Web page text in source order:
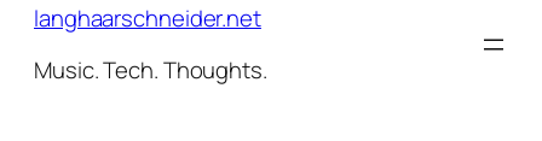
langhaarschneider.net
Music. Tech. Thoughts.